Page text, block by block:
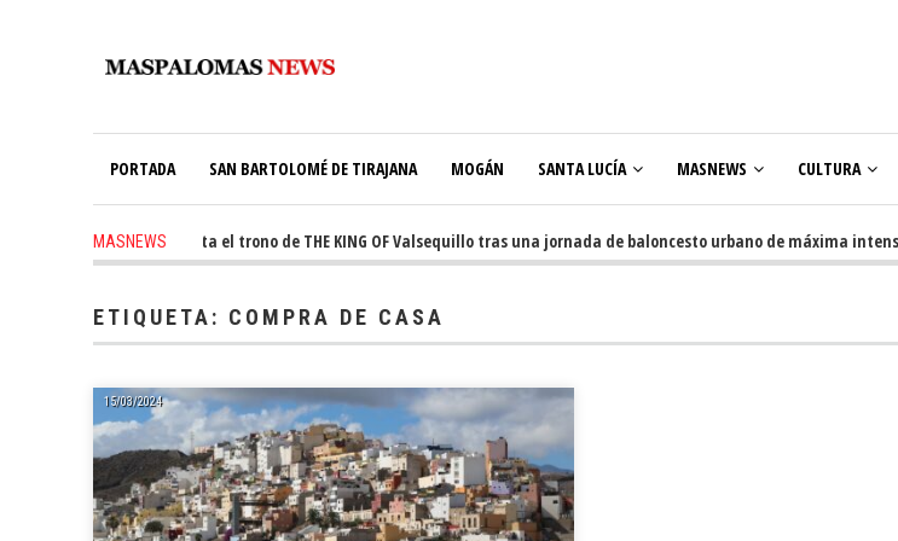
PORTADA SAN BARTOLOMÉ DE TIRAJANA MOGÁN SANTA LUCÍA MASNEWS CULTURA
MASNEWS
Ale Martín conquista el trono de THE KING OF Valsequillo tras una jornada de baloncesto urbano de máxima intensidad
ETIQUETA: COMPRA DE CASA
15/03/2024